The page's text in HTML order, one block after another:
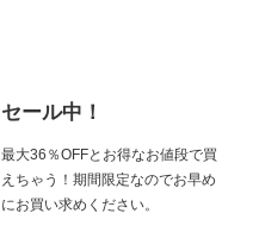
セール中！
最大36％OFFとお得なお値段で買
えちゃう！期間限定なのでお早め
にお買い求めください。